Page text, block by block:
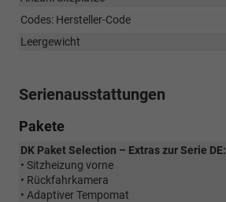
Codes: Hersteller-Code
Leergewicht
Serienausstattungen
Pakete
DK Paket Selection – Extras zur Serie DE:
• Sitzheizung vorne
• Rückfahrkamera
• Adaptiver Tempomat